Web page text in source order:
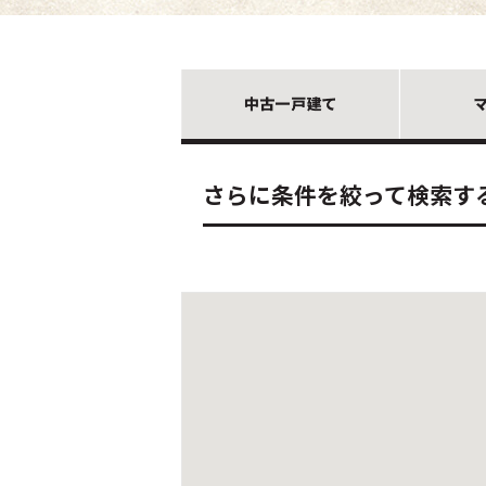
さらに条件を絞って検索す